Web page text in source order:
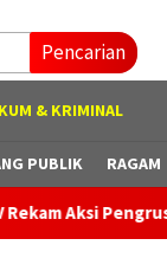
Pencarian
& KRIMINAL
PUBLIK RAGAM
Dapur